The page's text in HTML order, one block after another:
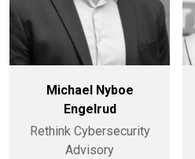
Michael Nyboe
Engelrud
Rethink Cybersecurity
Advisory